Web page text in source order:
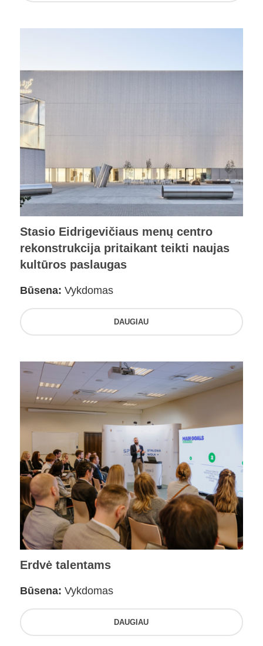
Stasio Eidrigevičiaus menų centro
rekonstrukcija pritaikant teikti naujas
kultūros paslaugas
Būsena: Vykdomas
DAUGIAU
Erdvė talentams
Būsena: Vykdomas
DAUGIAU